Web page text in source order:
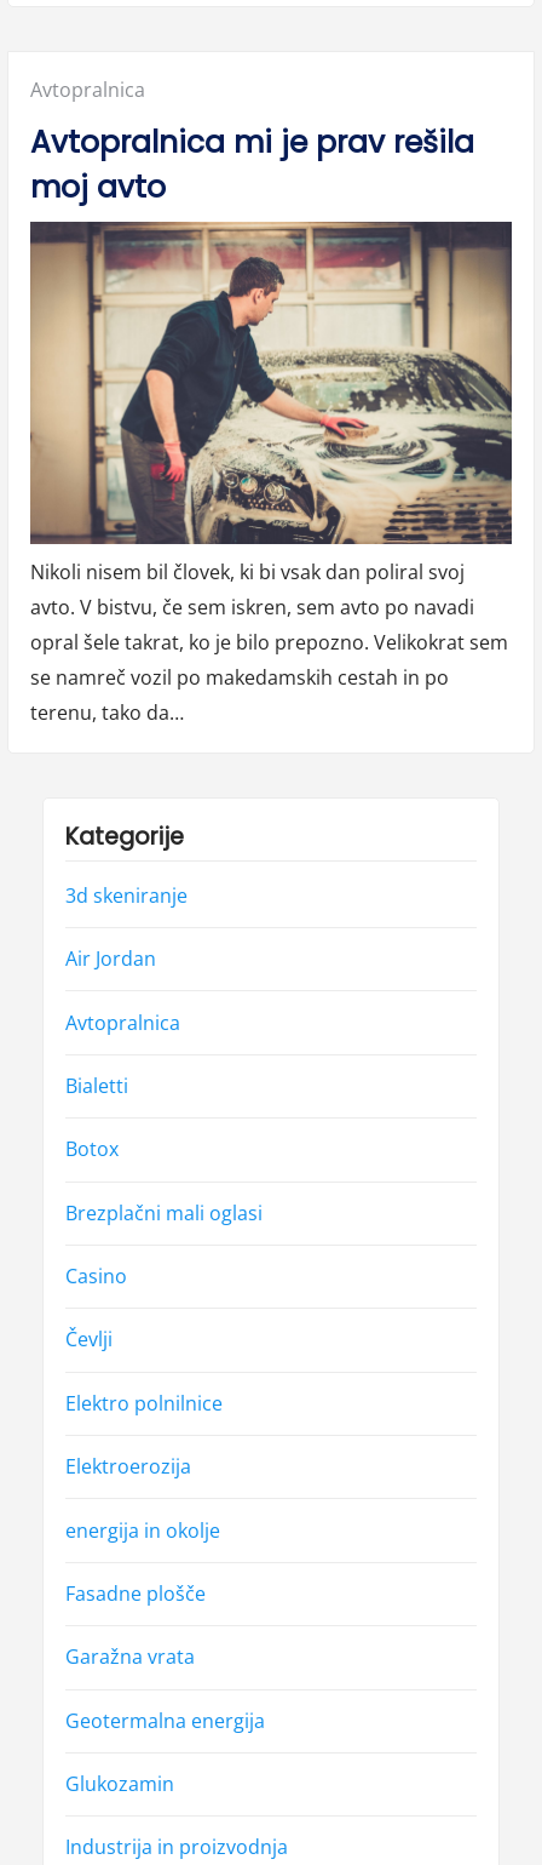
Posted
in:
Avtopralnica
Avtopralnica mi je prav rešila
moj avto
Nikoli nisem bil človek, ki bi vsak dan poliral svoj
avto. V bistvu, če sem iskren, sem avto po navadi
opral šele takrat, ko je bilo prepozno. Velikokrat sem
se namreč vozil po makedamskih cestah in po
terenu, tako da…
Kategorije
3d skeniranje
Air Jordan
Avtopralnica
Bialetti
Botox
Brezplačni mali oglasi
Casino
Čevlji
Elektro polnilnice
Elektroerozija
energija in okolje
Fasadne plošče
Garažna vrata
Geotermalna energija
Glukozamin
Industrija in proizvodnja